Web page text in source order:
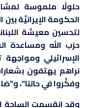
حلولًا ملموسة
الحكومة الإيرانيَّة
لتحسين معيشة
حزب الله ومساعدة
الإسرائيلي
نراهم يهتفون
وفكَّروا في حالنا”،
وقد انقسمت الساحة